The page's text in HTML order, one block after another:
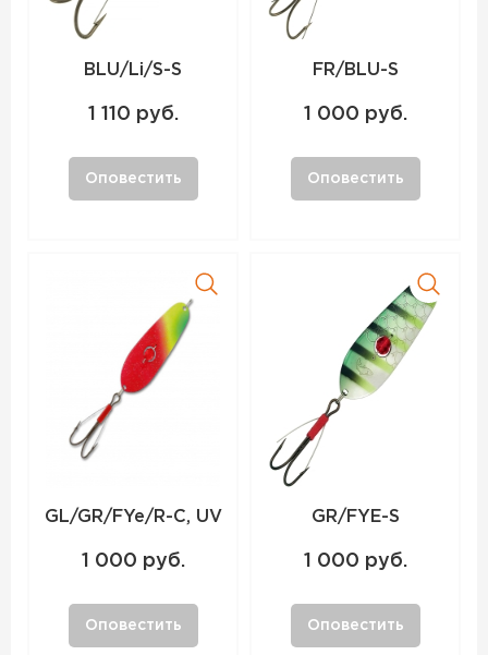
BLU/Li/S-S
1 110 руб.
Оповестить
FR/BLU-S
1 000 руб.
Оповестить
GL/GR/FYe/R-C, UV
1 000 руб.
Оповестить
GR/FYE-S
1 000 руб.
Оповестить